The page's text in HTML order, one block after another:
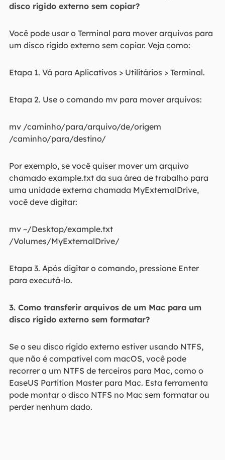
disco rígido externo sem copiar?
Você pode usar o Terminal para mover arquivos para
um disco rígido externo sem copiar. Veja como:
Etapa 1. Vá para Aplicativos > Utilitários > Terminal.
Etapa 2. Use o comando mv para mover arquivos:
mv /caminho/para/arquivo/de/origem
/caminho/para/destino/
Por exemplo, se você quiser mover um arquivo
chamado example.txt da sua área de trabalho para
uma unidade externa chamada MyExternalDrive,
você deve digitar:
mv ~/Desktop/example.txt
/Volumes/MyExternalDrive/
Etapa 3. Após digitar o comando, pressione Enter
para executá-lo.
3. Como transferir arquivos de um Mac para um
disco rígido externo sem formatar?
Se o seu disco rígido externo estiver usando NTFS,
que não é compatível com macOS, você pode
recorrer a um NTFS de terceiros para Mac, como o
EaseUS Partition Master para Mac. Esta ferramenta
pode montar o disco NTFS no Mac sem formatar ou
perder nenhum dado.